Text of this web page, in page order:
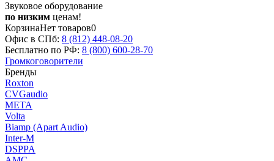
Звуковое оборудование
по низким ценам!
КорзинаНет товаров0
Офис в СПб: 8 (812) 448-08-20
Бесплатно по РФ: 8 (800) 600-28-70
Громкоговорители
Бренды
Roxton
CVGaudio
МЕТА
Volta
Biamp (Apart Audio)
Inter-M
DSPPA